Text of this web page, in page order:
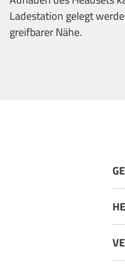
Ladestation gelegt
greifbarer Nähe.